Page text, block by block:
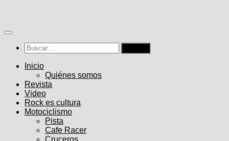
contenido
Buscar:
Inicio
Quiénes somos
Revista
Video
Rock es cultura
Motociclismo
Pista
Cafe Racer
Cruceros